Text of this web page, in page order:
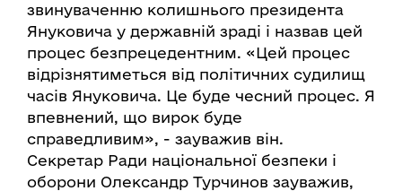
звинуваченню колишнього президента
Януковича у державній зраді і назвав цей
процес безпрецедентним. «Цей процес
відрізнятиметься від політичних судилищ
часів Януковича. Це буде чесний процес. Я
впевнений, що вирок буде
справедливим», - зауважив він.
Секретар Ради національної безпеки і
оборони Олександр Турчинов зауважив,